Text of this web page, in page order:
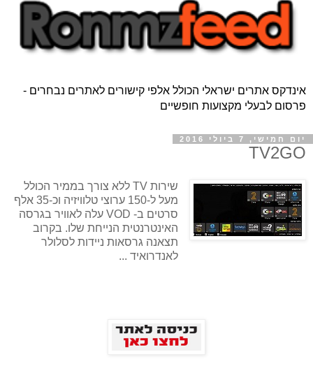
אינדקס אתרים ישראלי הכולל אלפי קישורים לאתרים נבחרים -
פרסום לבעלי מקצועות חופשיים
יום חמישי, 7 ביולי 2016
TV2GO
שירות TV ללא צורך בממיר הכולל
מעל ל-150 ערוצי טלוויזיה וכ-35 אלף
סרטים ב- VOD עלה לאוויר בגרסה
האינטרנטית הנייחת שלו. בקרוב
תצאנה גרסאות ניידות לסלולר
לאנדרואיד ...